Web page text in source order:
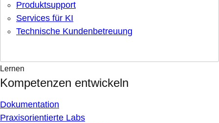
Produktsupport
Services für KI
Technische Kundenbetreuung
Lernen
Kompetenzen entwickeln
Dokumentation
Praxisorientierte Labs